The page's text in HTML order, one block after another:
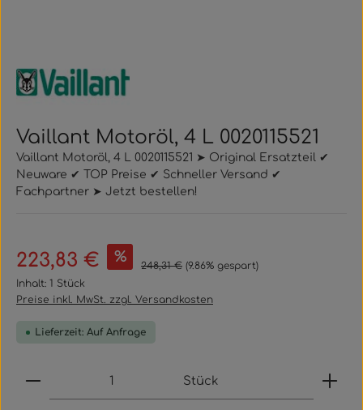
Vaillant Motoröl, 4 L 0020115521
Vaillant Motoröl, 4 L 0020115521 ➤ Original Ersatzteil ✔
Neuware ✔ TOP Preise ✔ Schneller Versand ✔
Fachpartner ➤ Jetzt bestellen!
Verkaufspreis:
223,83 € % Regulärer Preis:
248,31 € (9.86% gespart)
Inhalt: 1 Stück
Preise inkl. MwSt. zzgl. Versandkosten
Lieferzeit: Auf Anfrage
Produkt Anzahl: Gib den gewünschten Wert
Stück